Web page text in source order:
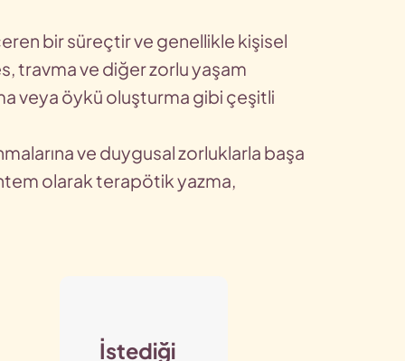
bir süreçtir ve genellikle kişisel
travma ve diğer zorlu yaşam
veya öykü oluşturma gibi çeşitli
ve duygusal zorluklarla başa
olarak terapötik yazma,
İstediği